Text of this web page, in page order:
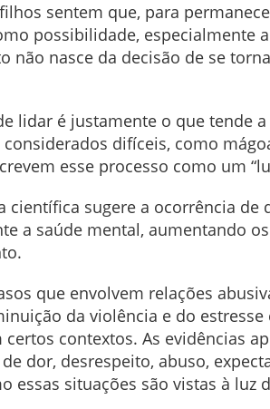
sentem que, para
possibilidade, especialmente
não nasce da decisão de se
lidar é justamente o que tende
difíceis, como
esse processo como um
científica sugere a ocorrência
a saúde mental, aumentando
que envolvem relações
da violência e do
contextos. As evidências
dor, desrespeito, abuso,
essas situações são vistas à luz